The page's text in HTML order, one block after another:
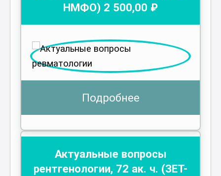
НМФО) 2 500,00 ₽
Подробнее
Актуальные вопросы
рентгенологии, 72 ак. ч. (ЗЕТ-